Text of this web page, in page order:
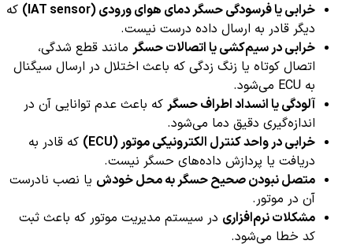
خرابی یا فرسودگی حسگر دمای هوای ورودی (IAT sensor)
که
دیگر قادر به ارسال داده درست نیست.
خرابی در سیم‌کشی یا اتصالات حسگر مانند قطع شدگی،
اتصال کوتاه یا زنگ زدگی که باعث اختلال در ارسال سیگنال
به ECU می‌شود.
آلودگی یا انسداد اطراف حسگر که باعث عدم توانایی آن در
اندازه‌گیری دقیق دما می‌شود.
خرابی در واحد کنترل الکترونیکی موتور (ECU)
که قادر به
دریافت یا پردازش داده‌های حسگر نیست.
متصل نبودن صحیح حسگر به محل خودش یا نصب نادرست
آن در موتور.
مشکلات نرم‌افزاری در سیستم مدیریت موتور که باعث ثبت
کد خطا می‌شود.